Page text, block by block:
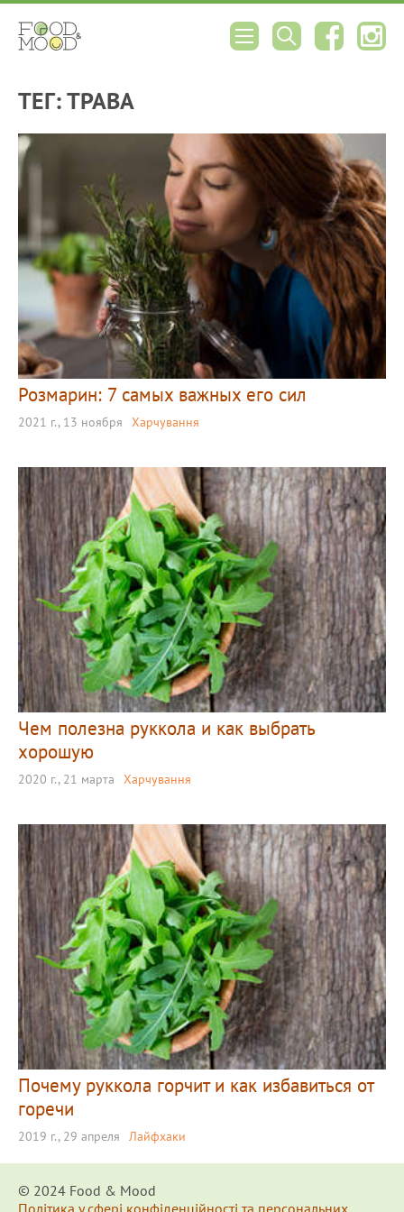
ТЕГ: ТРАВА
Розмарин: 7 самых важных его сил
2021 г., 13 ноября Харчування
Чем полезна руккола и как выбрать
хорошую
2020 г., 21 марта Харчування
Почему руккола горчит и как избавиться от
горечи
2019 г., 29 апреля Лайфхаки
© 2024 Food & Мood
Політика у сфері конфіденційності та персональних